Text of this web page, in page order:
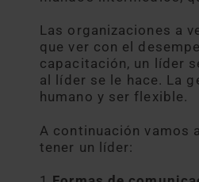
Las organizaciones a
que ver con el
capacitación, un líder
al líder se le hace. La
humano y ser flexible.
A continuación vamos
tener un líder: